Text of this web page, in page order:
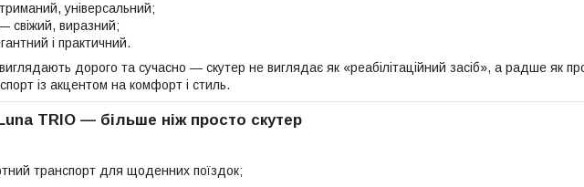
універсальний;
свіжий, виразний;
і практичний.
виглядають дорого та сучасно — скутер не виглядає як «реабілітаційний засіб», а радше як
із акцентом на комфорт і стиль.
TRIO — більше ніж просто скутер
транспорт для щоденних поїздок;